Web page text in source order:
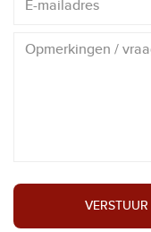
VERSTUUR